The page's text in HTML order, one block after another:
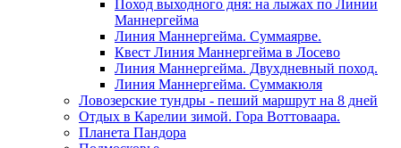
Поход выходного дня: на лыжах по Линии
Маннергейма
Линия Маннергейма. Суммаярве.
Квест Линия Маннергейма в Лосево
Линия Маннергейма. Двухдневный поход.
Линия Маннергейма. Суммакюля
Ловозерские тундры - пеший маршрут на 8 дней
Отдых в Карелии зимой. Гора Воттоваара.
Планета Пандора